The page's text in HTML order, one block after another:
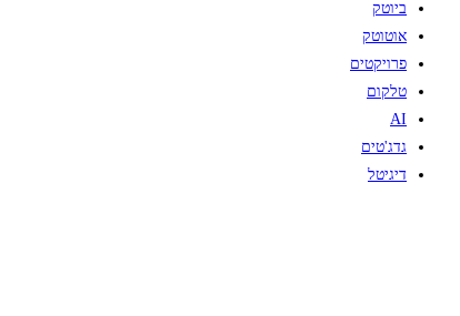
ביוטק
אוטוטק
פרויקטים
טלקום
AI
גדג'טים
דיגיטל